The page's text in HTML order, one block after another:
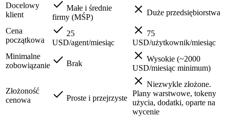
Docelowy
klient
Małe i średnie
firmy (MŚP)
Duże przedsiębiorstwa
Cena
początkowa
25
USD/agent/miesiąc
75
USD/użytkownik/miesiąc
Minimalne
zobowiązanie
Brak
Wysokie (~2000
USD/miesiąc minimum)
Złożoność
cenowa
Proste i przejrzyste
Niezwykle złożone.
Plany warstwowe, tokeny
użycia, dodatki, oparte na
wycenie